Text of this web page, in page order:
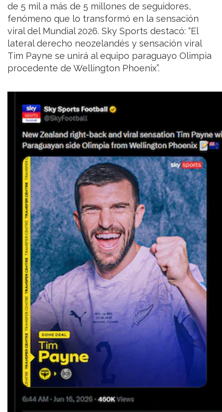
de 5 mil a más de 5 millones de seguidores,
fenómeno que lo transformó en la sensación
viral del Mundial 2026. Sky Sports destacó: “El
lateral derecho neozelandés y sensación viral
Tim Payne se unirá al equipo paraguayo Olimpia
procedente de Wellington Phoenix”.